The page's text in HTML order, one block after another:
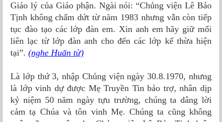
Giáo lý của Giáo phận. Ngài nói: “Chủng viện Lê Bảo
Tịnh không chấm dứt từ năm 1983 nhưng vẫn còn tiếp
tục đào tạo các lớp đàn em. Xin anh em hãy giữ mối
liên lạc từ lớp đàn anh cho đến các lớp kế thừa hiện
tại”. (nghe Huấn từ)
Là lớp thứ 3, nhập Chủng viện ngày 30.8.1970, nhưng
là lớp vinh dự được Mẹ Truyền Tin bảo trợ, nhân dịp
kỷ niệm 50 năm ngày tựu trường, chúng ta dâng lời
cảm tạ Chúa và tôn vinh Mẹ. Chúng ta cũng không